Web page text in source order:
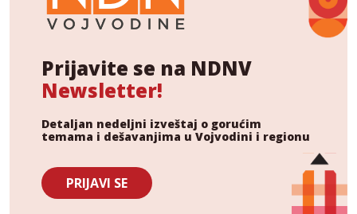
Prijavite se na NDNV
Newsletter!
Detaljan nedeljni izveštaj o gorućim
temama i dešavanjima u Vojvodini i regionu
PRIJAVI SE